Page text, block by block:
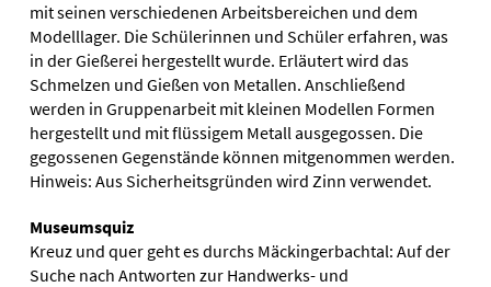
mit seinen verschiedenen Arbeitsbereichen und dem
Modelllager. Die Schülerinnen und Schüler erfahren, was
in der Gießerei hergestellt wurde. Erläutert wird das
Schmelzen und Gießen von Metallen. Anschließend
werden in Gruppenarbeit mit kleinen Modellen Formen
hergestellt und mit flüssigem Metall ausgegossen. Die
gegossenen Gegenstände können mitgenommen werden.
Hinweis: Aus Sicherheitsgründen wird Zinn verwendet.
Museumsquiz
Kreuz und quer geht es durchs Mäckingerbachtal: Auf der
Suche nach Antworten zur Handwerks- und